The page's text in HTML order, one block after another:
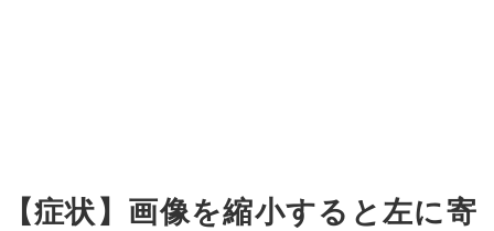
【症状】画像を縮小すると左に寄